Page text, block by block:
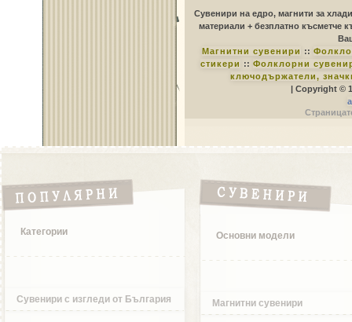
Сувенири на едро, магнити за
материали + безплатно късметче
Магнитни сувенири ::
стикери :: Фолклорни
ключодържатели,
| Copyright ©
Категории
Сувенири с изгледи от България
Основни модели
Магнитни сувенири